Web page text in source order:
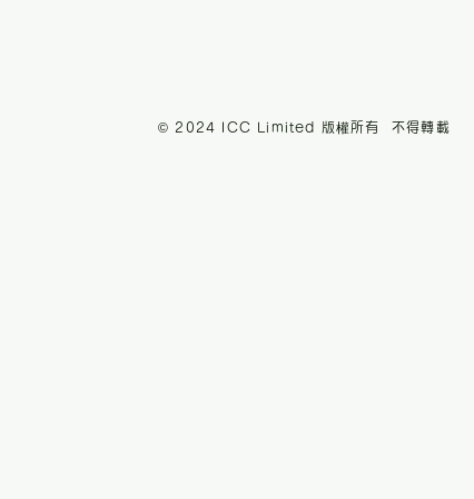
© 2024 ICC Limited 版權所有 不得轉載